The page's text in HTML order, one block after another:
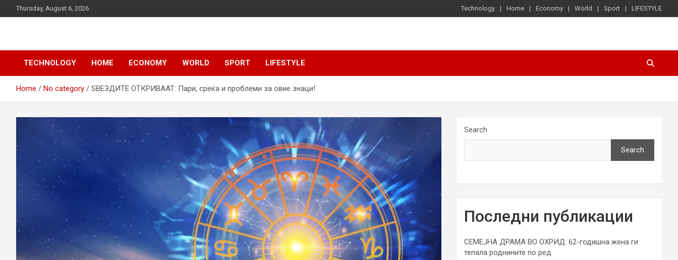
to
Thursday, August 6, 2026 Technology Home Economy World Sport LIFESTYLE
d7-news.com
TECHNOLOGY HOME ECONOMY WORLD SPORT LIFESTYLE
Home No category ЅВЕЗДИТЕ ОТКРИВААТ: Пари, среќа и проблеми за овие знаци!
Search
Search
Последни публикации
СЕМЕЈНА ДРАМА ВО ОХРИД: 62-годишна жена ги
тепала роднините по ред